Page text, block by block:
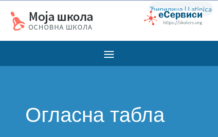
Ћирилица | Latinica
Огласна табла